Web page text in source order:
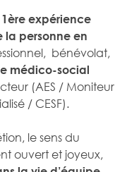
1ère expérience
la personne en
bénévolat,
médico-social
(AES / Moniteur
/ CESF).
le sens du
ouvert et joyeux,